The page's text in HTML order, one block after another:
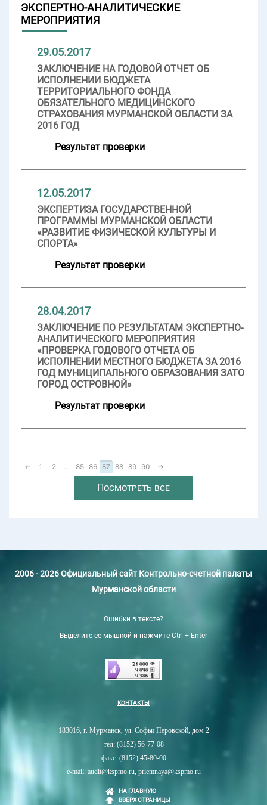
ЭКСПЕРТНО-АНАЛИТИЧЕСКИЕ
МЕРОПРИЯТИЯ
29.05.2017
ЗАКЛЮЧЕНИЕ НА ГОДОВОЙ ОТЧЕТ ОБ
ИСПОЛНЕНИИ БЮДЖЕТА
ТЕРРИТОРИАЛЬНОГО ФОНДА
ОБЯЗАТЕЛЬНОГО МЕДИЦИНСКОГО
СТРАХОВАНИЯ МУРМАНСКОЙ ОБЛАСТИ ЗА
2016 ГОД
Результат проверки
12.05.2017
ЭКСПЕРТИЗА ГОСУДАРСТВЕННОЙ
ПРОГРАММЫ МУРМАНСКОЙ ОБЛАСТИ
«РАЗВИТИЕ ФИЗИЧЕСКОЙ КУЛЬТУРЫ И
СПОРТА»
Результат проверки
28.04.2017
ЗАКЛЮЧЕНИЕ ПО РЕЗУЛЬТАТАМ ЭКСПЕРТНО-
АНАЛИТИЧЕСКОГО МЕРОПРИЯТИЯ
«ПРОВЕРКА ГОДОВОГО ОТЧЕТА ОБ
ИСПОЛНЕНИИ МЕСТНОГО БЮДЖЕТА ЗА 2016
ГОД МУНИЦИПАЛЬНОГО ОБРАЗОВАНИЯ ЗАТО
ГОРОД ОСТРОВНОЙ»
Результат проверки
← 1 2 ... 85 86 87 88 89 90 →
Посмотреть все
2006 - 2026 Официальный сайт Контрольно-счетной палаты
Мурманской области
Ошибки в тексте?
Выделите ее мышкой и нажмите Ctrl + Enter
КОНТАКТЫ
183016, г. Мурманск, ул. Софьи Перовской, дом 2
тел: (8152) 56-77-08
факс: (8152) 45-80-00
e-mail: audit@kspmo.ru, priemnaya@kspmo.ru
НА ГЛАВНУЮ
ВВЕРХ СТРАНИЦЫ